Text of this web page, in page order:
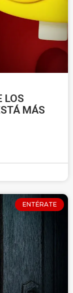
LOS
MÁS
ENTÉRATE